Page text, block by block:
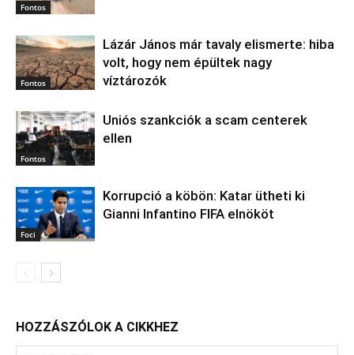
Fontos
Fontos
Lázár János már tavaly elismerte: hiba
volt, hogy nem épültek nagy
víztározók
Fontos
Uniós szankciók a scam centerek
ellen
Foci
Korrupció a köbön: Katar ütheti ki
Gianni Infantino FIFA elnököt
HOZZÁSZÓLOK A CIKKHEZ